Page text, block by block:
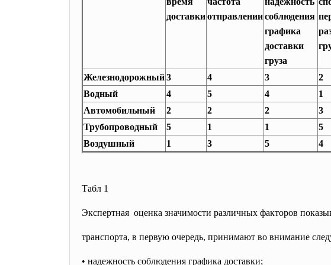
доставкиотправлениисоблюдения
графика
доставки
груза
Железнодорожный3 4 3 2
Водный
4 5 4 1
Автомобильный
2 2 2 3
Трубопроводный
5 1 1 5
Воздушный
1 3 5 4
Табл 1
Экспертная оценка значимости различных факторов
транспорта, в первую очередь, принимают во внимание
• надежность соблюдения графика доставки;